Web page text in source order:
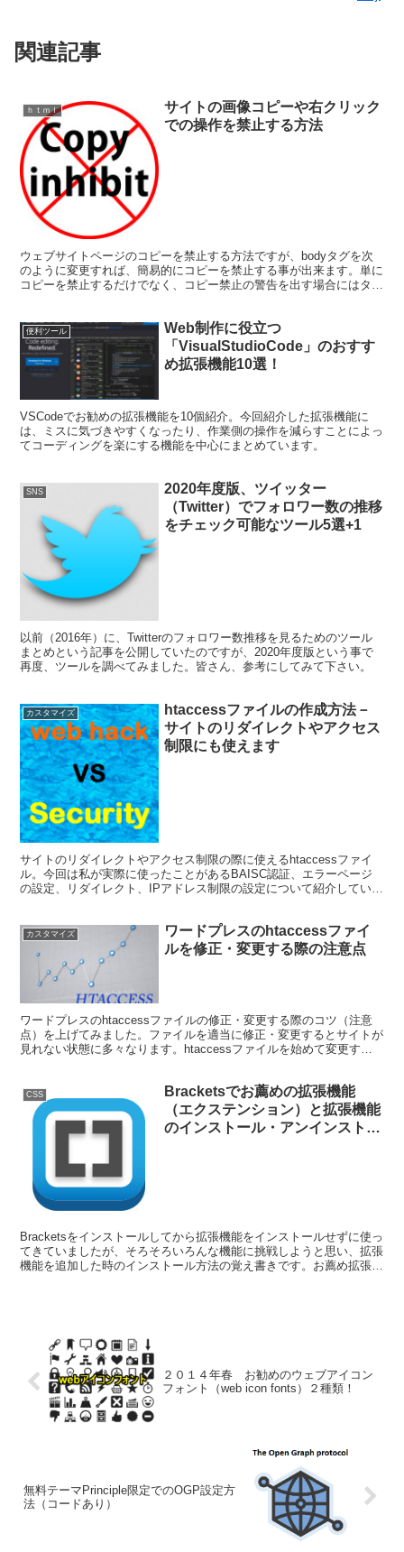
関連記事
ｈｔｍｌ
サイトの画像コピーや右クリック
での操作を禁止する方法
ウェブサイトページのコピーを禁止する方法ですが、bodyタグを次
のように変更すれば、簡易的にコピーを禁止する事が出来ます。単に
コピーを禁止するだけでなく、コピー禁止の警告を出す場合にはタグ
便利ツール
Web制作に役立つ
「VisualStudioCode」のおすす
め拡張機能10選！
VSCodeでお勧めの拡張機能を10個紹介。今回紹介した拡張機能に
は、ミスに気づきやすくなったり、作業側の操作を減らすことによっ
てコーディングを楽にする機能を中心にまとめています。
SNS
2020年度版、ツイッター
（Twitter）でフォロワー数の推移
をチェック可能なツール5選+1
以前（2016年）に、Twitterのフォロワー数推移を見るためのツール
まとめという記事を公開していたのですが、2020年度版という事で
再度、ツールを調べてみました。皆さん、参考にしてみて下さい。
カスタマイズ
htaccessファイルの作成方法－
サイトのリダイレクトやアクセス
制限にも使えます
サイトのリダイレクトやアクセス制限の際に使えるhtaccessファイ
ル。今回は私が実際に使ったことがあるBAISC認証、エラーページ
の設定、リダイレクト、IPアドレス制限の設定について紹介していま
カスタマイズ
ワードプレスのhtaccessファイ
ルを修正・変更する際の注意点
ワードプレスのhtaccessファイルの修正・変更する際のコツ（注意
点）を上げてみました。ファイルを適当に修正・変更するとサイトが
見れない状態に多々なります。htaccessファイルを始めて変更する
CSS
Bracketsでお薦めの拡張機能
（エクステンション）と拡張機能
のインストール・アンインストー
Bracketsをインストールしてから拡張機能をインストールせずに使っ
てきていましたが、そろそろいろんな機能に挑戦しようと思い、拡張
機能を追加した時のインストール方法の覚え書きです。お薦め拡張機
２０１４年春 お勧めのウェブアイコン
フォント（web icon fonts）２種類！
無料テーマPrinciple限定でのOGP設定方
法（コードあり）